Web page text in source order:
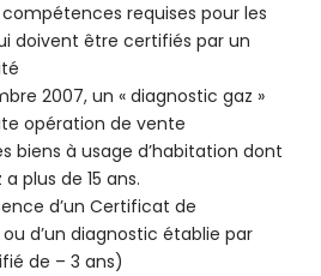
compétences requises pour les
doivent être certifiés par un
2007, un « diagnostic gaz »
opération de vente
biens à usage d’habitation dont
plus de 15 ans.
d’un Certificat de
d’un diagnostic établie par
de – 3 ans)